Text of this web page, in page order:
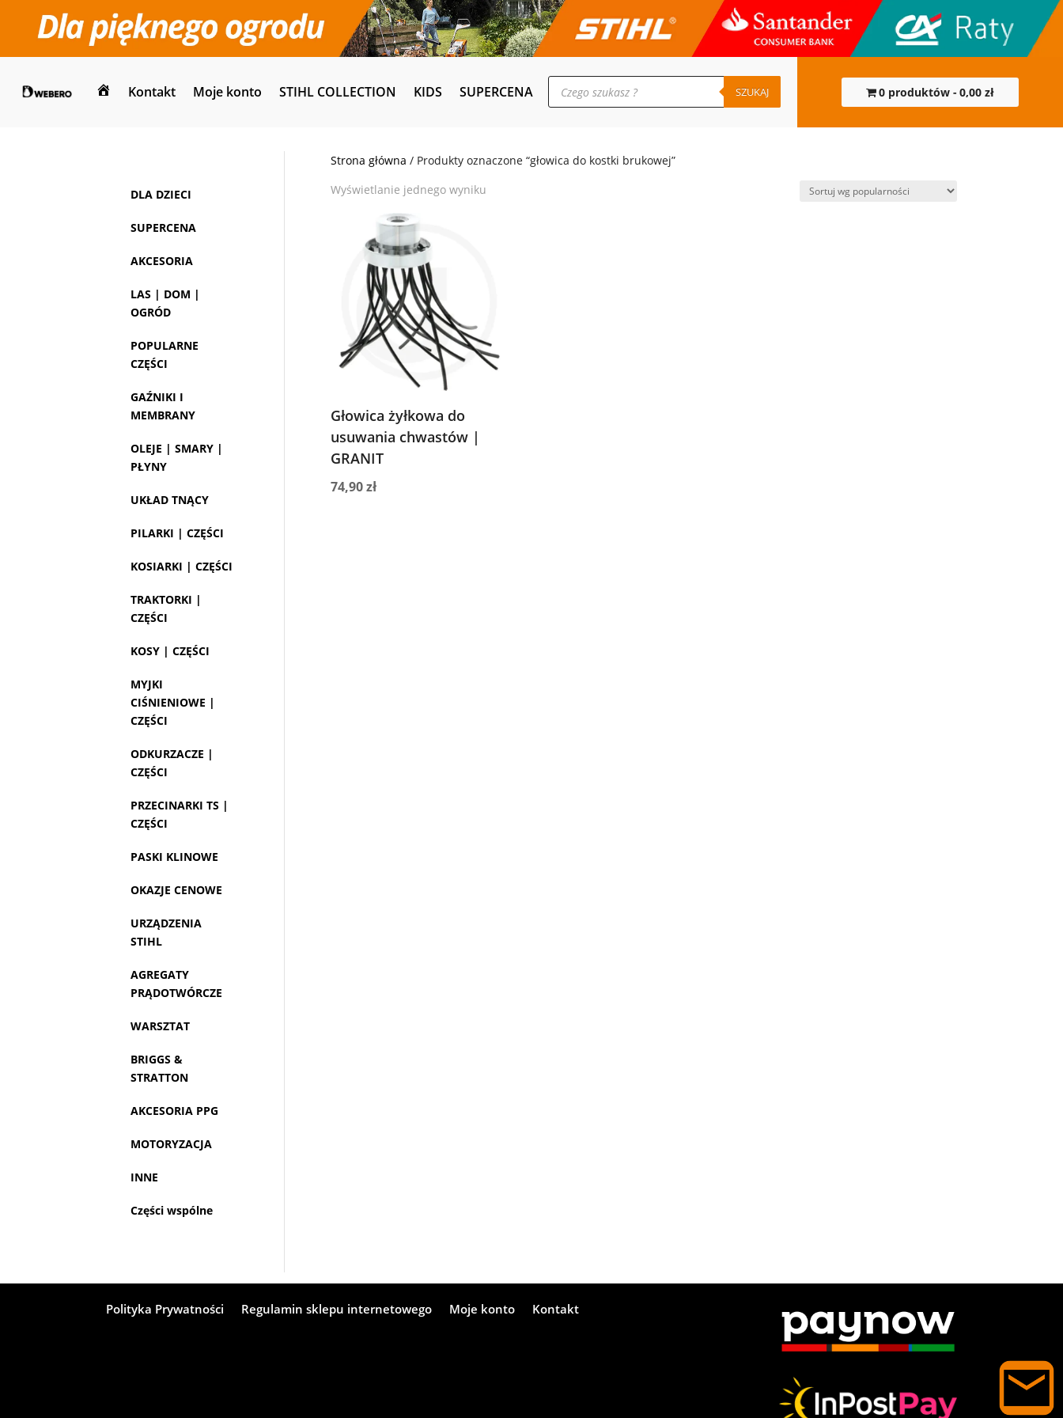
Dom Kontakt Moje konto STIHL COLLECTION KIDS SUPERCENA
Wyszukiwarka
produktów SZUKAJ 0 produktów 0,00 zł
Strona główna / Produkty oznaczone “głowica do kostki brukowej”
Wyświetlanie jednego wyniku
Głowica żyłkowa do
usuwania chwastów |
GRANIT
74,90zł
DLA DZIECI
SUPERCENA
AKCESORIA
LAS | DOM |
OGRÓD
POPULARNE
CZĘŚCI
GAŹNIKI I
MEMBRANY
OLEJE | SMARY |
PŁYNY
UKŁAD TNĄCY
PILARKI | CZĘŚCI
KOSIARKI | CZĘŚCI
TRAKTORKI |
CZĘŚCI
KOSY | CZĘŚCI
MYJKI
CIŚNIENIOWE |
CZĘŚCI
ODKURZACZE |
CZĘŚCI
PRZECINARKI TS |
CZĘŚCI
PASKI KLINOWE
OKAZJE CENOWE
URZĄDZENIA
STIHL
AGREGATY
PRĄDOTWÓRCZE
WARSZTAT
BRIGGS &
STRATTON
AKCESORIA PPG
MOTORYZACJA
INNE
Części wspólne
Polityka Prywatności Regulamin sklepu internetowego Moje konto Kontakt